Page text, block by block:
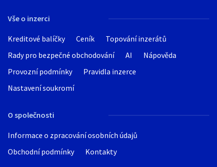
Vše o inzerci
Kreditové balíčky Ceník
Topování inzerátů
Rady pro bezpečné obchodování
AI
Nápověda
Provozní podmínky
Pravidla inzerce
Nastavení soukromí
O společnosti
Informace o zpracování osobních údajů
Obchodní podmínky
Kontakty